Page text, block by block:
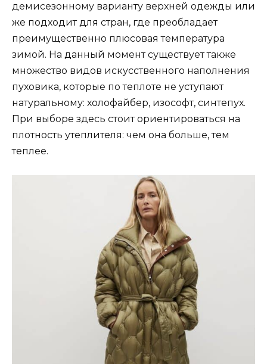
демисезонному варианту верхней одежды или
же подходит для стран, где преобладает
преимущественно плюсовая температура
зимой. На данный момент существует также
множество видов искусственного наполнения
пуховика, которые по теплоте не уступают
натуральному: холофайбер, изософт, синтепух.
При выборе здесь стоит ориентироваться на
плотность утеплителя: чем она больше, тем
теплее.